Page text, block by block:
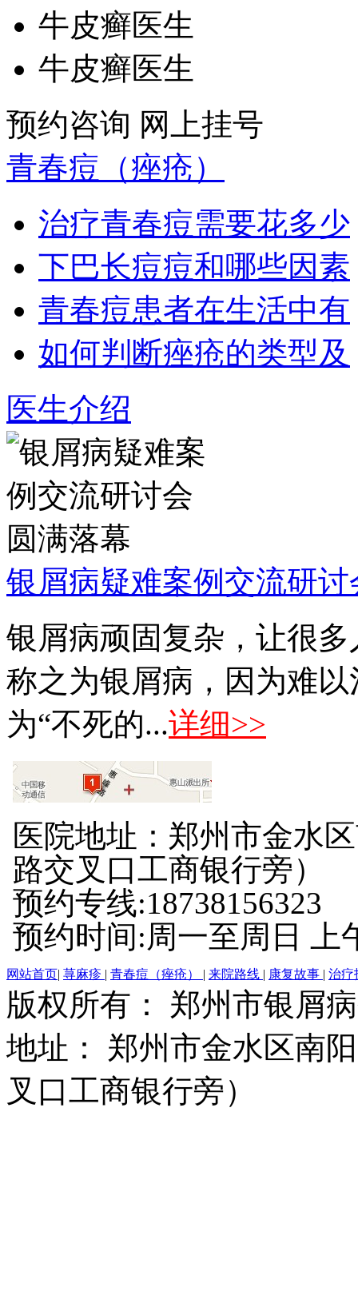
牛皮癣医生
牛皮癣医生
预约咨询 网上挂号
青春痘（痤疮）
治疗青春痘需要花多少
下巴长痘痘和哪些因素
青春痘患者在生活中有
如何判断痤疮的类型及
医生介绍
银屑病疑难案例交流研
银屑病顽固复杂，让很
称之为银屑病，因为难
为“不死的...详细>>
医院地址：郑州市金水
路交叉口工商银行旁）
预约专线:18738156323
预约时间:周一至周日 上
网站首页| 荨麻疹 | 青春痘（痤疮） | 来院路线 | 康复故事 | 治
版权所有： 郑州市银屑
地址： 郑州市金水区南
叉口工商银行旁）